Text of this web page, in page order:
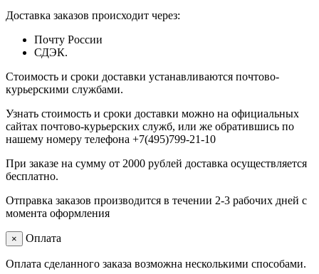
Доставка заказов происходит через:
Почту России
СДЭК.
Стоимость и сроки доставки устанавливаются почтово-
курьерскими службами.
Узнать стоимость и сроки доставки можно на официальных
сайтах почтово-курьерских служб, или же обратившись по
нашему номеру телефона +7(495)799-21-10
При заказе на сумму от 2000 рублей доставка осуществляется
бесплатно.
Отправка заказов производится в течении 2-3 рабочих дней с
момента оформления
× Оплата
Оплата сделанного заказа возможна несколькими способами.